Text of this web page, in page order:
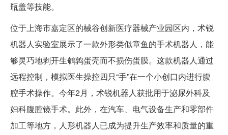
瓶盖等技能。
位于上海市嘉定区的械谷创新医疗器械产业园区内，术锐
机器人实验室展示了一款外形类似章鱼的手术机器人，能
够灵巧地剥开生鹌鹑蛋壳而不损伤蛋膜。这款机器人通过
远程控制，模拟医生操控四只“手”在一个小创口内进行腹
腔手术操作。今年2月，术锐机器人获批用于泌尿外科及
妇科腹腔镜手术。此外，在汽车、电气设备生产和零部件
加工等地方，人形机器人已成为提升生产效率和质量的重